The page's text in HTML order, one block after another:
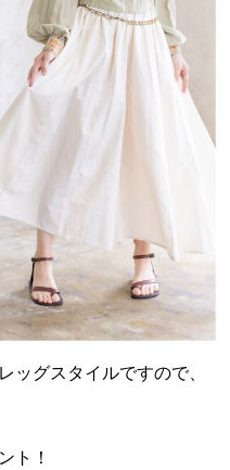
ッグスタイルですので、
ト！